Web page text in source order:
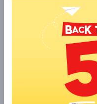
Làn da hơi
xám lông
gam màu
một cách tự
Việc lựa chọn màu
mặc đẹp mà còn
sự quan sát và biết
điểm cộng rất lớn